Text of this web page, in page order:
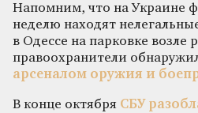
Напомним, что на Украине
неделю находят
в Одессе на парковке возле
правоохранители
арсеналом оружия и
В конце октября СБУ